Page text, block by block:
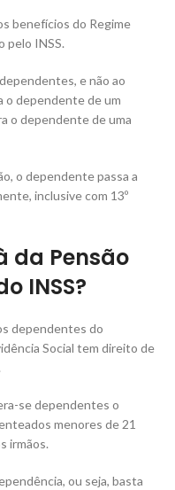
benefícios do Regime
pelo INSS.
e não ao
o dependente de um
o dependente de uma
o dependente passa a
inclusive com 13º
da Pensão
INSS?
dependentes do
Social tem direito de
se dependentes o
menores de 21
irmãos.
ou seja, basta